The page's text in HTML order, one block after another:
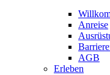
Anreise
AGB
Erleben